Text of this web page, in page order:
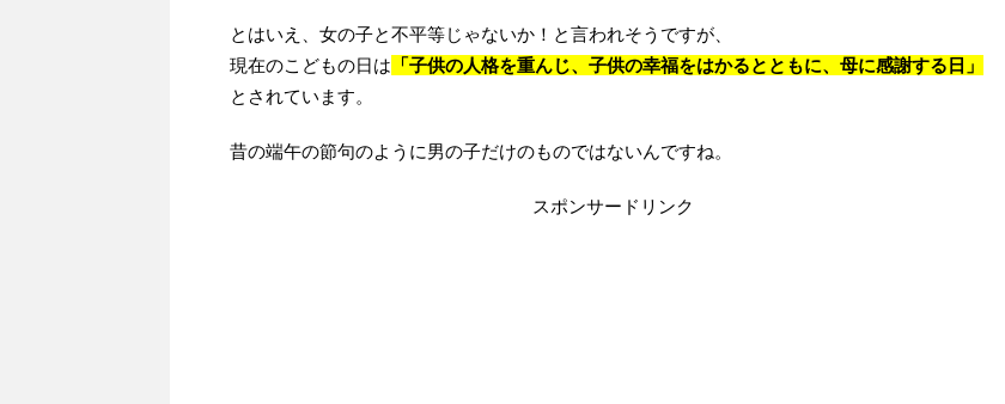
とはいえ、女の子と不平等じゃないか！と言われそうですが、
現在のこどもの日は 「子供の人格を重んじ、子供の幸福をはかるとともに、母に感謝する日」
とされています。
昔の端午の節句のように男の子だけのものではないんですね。
スポンサードリンク